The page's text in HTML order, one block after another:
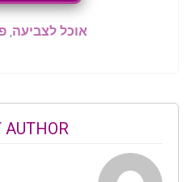
אוכל לצביעה,
AUTHOR